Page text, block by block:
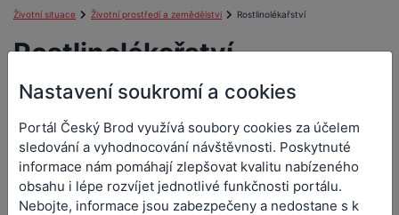
Životní situace Životní prostředí a zemědělstvi Rostlinolékařství
Rostlinolékařství
Nastavení soukromí a cookies
Portál Český Brod využívá soubory cookies za účelem
sledování a vyhodnocování návštěvnosti. Poskytnuté
informace nám pomáhají zlepšovat kvalitu nabízeného
obsahu i lépe rozvíjet jednotlivé funkčnosti portálu.
Nebojte, informace jsou zabezpečeny a nedostane s k